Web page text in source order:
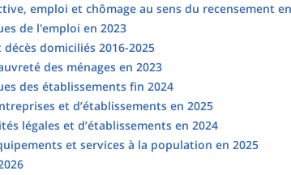
emploi et chômage au sens du recensement
de l'emploi en 2023
décès domiciliés 2016-2025
des ménages en 2023
des établissements fin 2024
et d’établissements en 2025
légales et d’établissements en 2024
et services à la population en 2025